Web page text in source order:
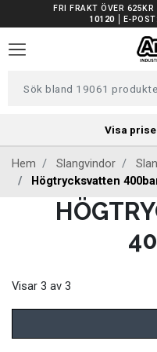
FRI FRAKT ÖVER 625KR
10120
E-POST:
Visa
TRUCKAR I LAGER
TUNGA FORDON
FORDONSVERKTYG EV
BATTERIER
FILTER
Hem Slangvindor
Högtrycksvatten
Visar 3 av 3